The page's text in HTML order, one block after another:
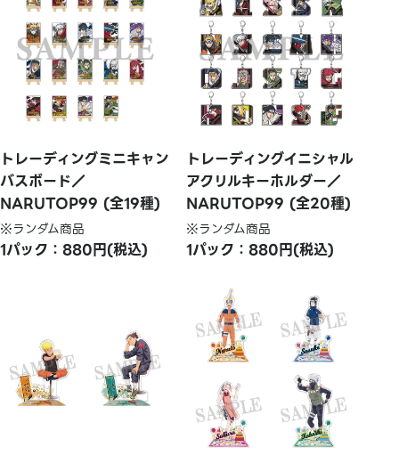
トレーディングミニキャン
バスボード／
NARUTOP99 (全19種)
※ランダム商品
1パック：880円(税込)
トレーディングイニシャル
アクリルキーホルダー／
NARUTOP99 (全20種)
※ランダム商品
1パック：880円(税込)